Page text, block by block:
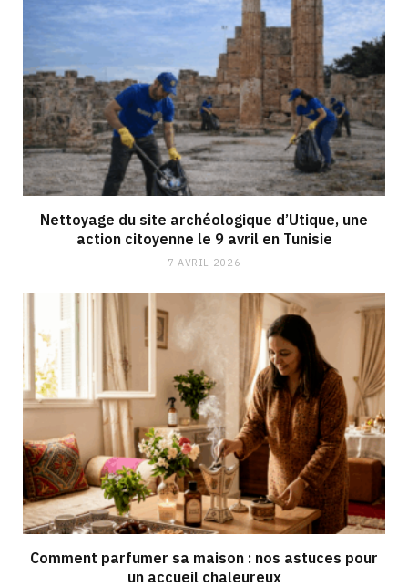
Nettoyage du site archéologique d’Utique, une
action citoyenne le 9 avril en Tunisie
7 AVRIL 2026
Comment parfumer sa maison : nos astuces pour
un accueil chaleureux